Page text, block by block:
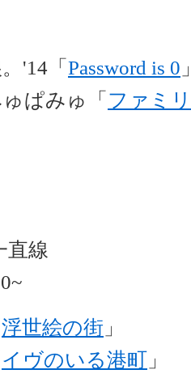
'14「 Password is 0
ぱみゅ「 ファミ
直線
浮世絵の街 」
イヴのいる港町 」